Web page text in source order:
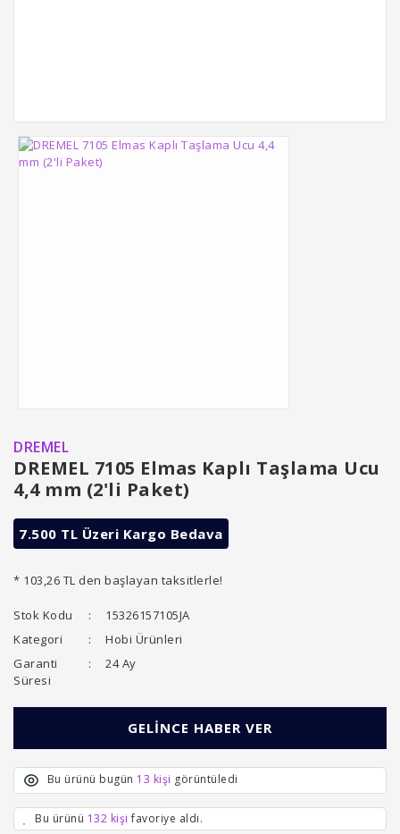
DREMEL
DREMEL 7105 Elmas Kaplı Taşlama Ucu
4,4 mm (2'li Paket)
7.500 TL Üzeri Kargo Bedava
* 103,26 TL den başlayan taksitlerle!
Stok Kodu
15326157105JA
Kategori
Hobi Ürünleri
Garanti
Süresi
24 Ay
GELİNCE HABER VER
Bu ürünü bugün 13 kişi görüntüledi
Bu ürünü 132 kişi favoriye aldı.